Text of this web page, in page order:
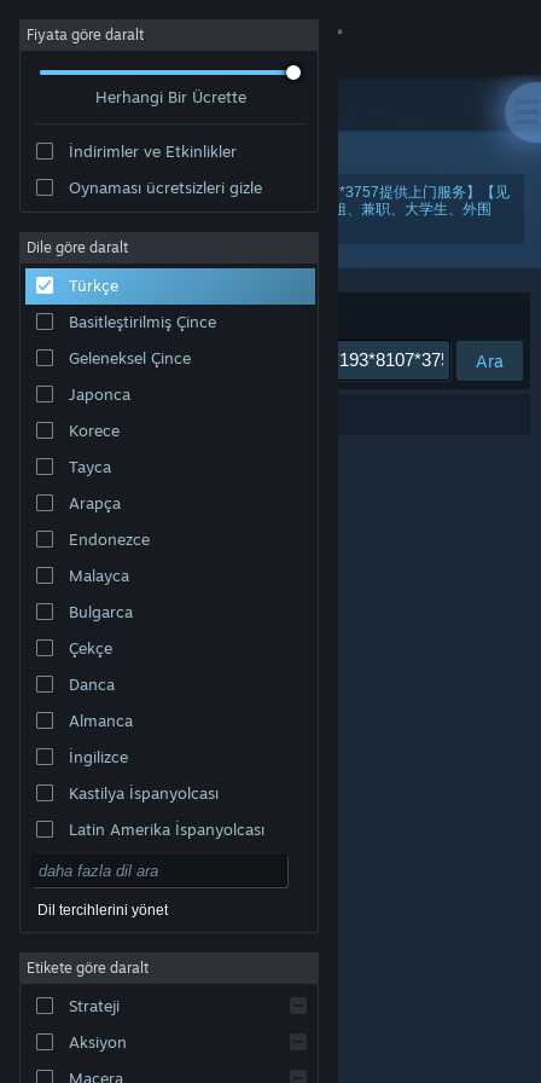
Giriş yap
Hakkında
Destek
Dili değiştir
Steam mobil uygulamasını yükle
Masaüstü internet sitesini görüntüle
markalar, ABD ve diğer ülkelerde ilgili sahiplerinin
Erişilebilirlik |
Çerezler
Fiyata göre daralt
Herhangi Bir Ücrette
İndirimler ve Etkinlikler
Oynaması ücretsizleri gizle
Dile göre daralt
Türkçe
Basitleştirilmiş Çince
Geleneksel Çince
Japonca
Korece
Tayca
Arapça
Endonezce
Malayca
Bulgarca
Çekçe
Danca
Almanca
İngilizce
Kastilya İspanyolcası
Latin Amerika İspanyolcası
Dil tercihlerini yönet
Etikete göre daralt
Strateji
Aksiyon
Macera
"北京（按摩全套服务上门）按摩【微芯193*8107*3757提供上门服务】【见
面满意再给钱，当面给钱更安全】-这里有各地小姐、兼职、大学生、外围
Sırala Uygunluk
Ara